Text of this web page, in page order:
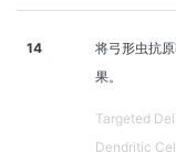
14
将弓形虫抗
果。
Targeted
Dendritic